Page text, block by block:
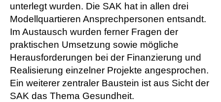
unterlegt wurden. Die SAK hat in allen drei
Modellquartieren Ansprechpersonen entsandt.
Im Austausch wurden ferner Fragen der
praktischen Umsetzung sowie mögliche
Herausforderungen bei der Finanzierung und
Realisierung einzelner Projekte angesprochen.
Ein weiterer zentraler Baustein ist aus Sicht der
SAK das Thema Gesundheit.